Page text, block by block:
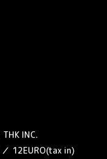
THK INC.
／ 12EURO(tax in)